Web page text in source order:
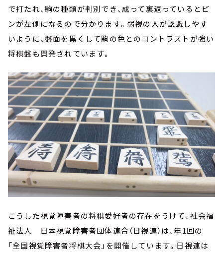
で打たれ、駒の種類が判別でき、成って裏返っているとピ
ンが左側になるので分かります。弱視の人が認識しやす
いように、盤面を黒くして駒の色とのコントラストが強い
将棋盤も開発されています。
こうした視覚障害者の将棋愛好者の存在をうけて、社会福
祉法人 日本視覚障害者団体連合（日視連）は、年1回の
「全国視覚障害者将棋大会」を開催しています。日視連は